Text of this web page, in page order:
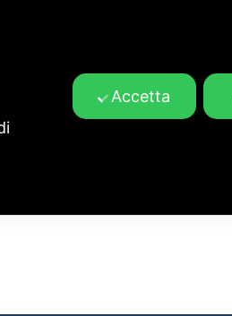
Accetta